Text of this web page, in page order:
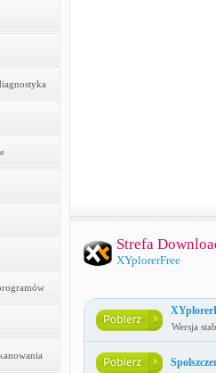
Strefa
XYplorerFree
Wersja